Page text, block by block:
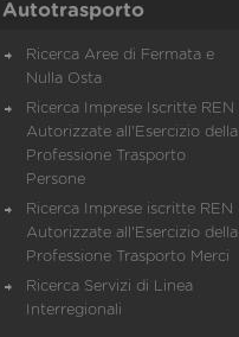
Autotrasporto
Ricerca Aree di Fermata e
Nulla Osta
Ricerca Imprese Iscritte REN
Autorizzate all'Esercizio della
Professione Trasporto
Persone
Ricerca Imprese iscritte REN
Autorizzate all'Esercizio della
Professione Trasporto Merci
Ricerca Servizi di Linea
Interregionali